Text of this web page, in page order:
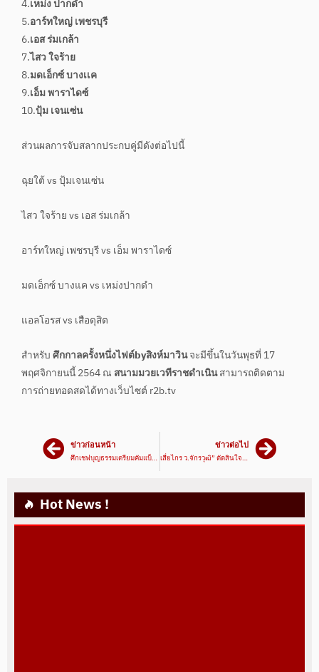
4.เหม่ง ปากดำ
5.อาร์ทใหญ่ เพชรบุรี
6.เอส ร่มเกล้า
7.ไสว ใจร้าย
8.มดเอ็กซ์ บางเเค
9.เอ็ม พาราไดซ์
10.ปุ้ม เจนเซ่น
ส่วนผลการจับสลากประกบคู่มีดังต่อไปนี้
ฉุยใต้ vs ปุ้มเจนเซ่น
ไสว ใจร้าย vs เอส ร่มเกล้า
อาร์ทใหญ่ เพชรบุรี vs เอ็ม พาราไดซ์
มดเอ็กซ์ บางแค vs เหม่งปากดำ
แอลโอรส vs เสือดุสิต
สำหรับศึกกาลครั้งหนึ่งไฟต์byสิงห์มาวินจะมีขึ้นในวันพุธที่ 17
พฤศจิกายนนี้ 2564 ณ สนามมวยเวทีราชดำเนินสามารถติดตาม
การถ่ายทอดสดได้ทางเว็บไซต์ r2b.tv
ข่าวก่อนหน้า
ศึกเชฟบุญธรรมเตรียมคัมแบ็คต้นปี 2565
ข่าวต่อไป
เสี่ยไกร ว.จักรวุฒิ” ตัดสินใจยุบค่ายยกมวยให้คนอื่นดูแล!!
Hot News !